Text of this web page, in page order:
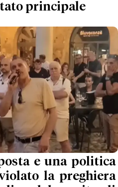
principale
e una politica
la preghiera